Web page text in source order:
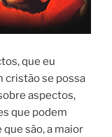
que eu
cristão se possa
aspectos,
que podem
são, a maior